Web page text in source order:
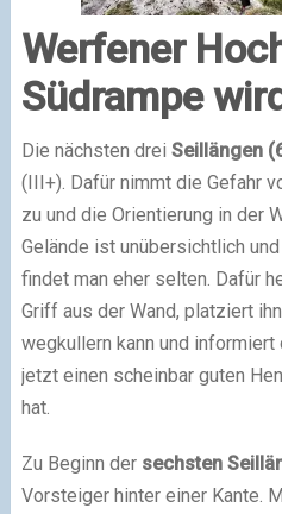
Werfener
Südrampe
Die nächsten drei Seillängen
(III+). Dafür nimmt die Gefahr
zu und die Orientierung in der
Gelände ist unübersichtlich
findet man eher selten. Dafür
Griff aus der Wand, platziert
wegkullern kann und
jetzt einen scheinbar guten
hat.
Zu Beginn der sechsten
Vorsteiger hinter einer Kante.